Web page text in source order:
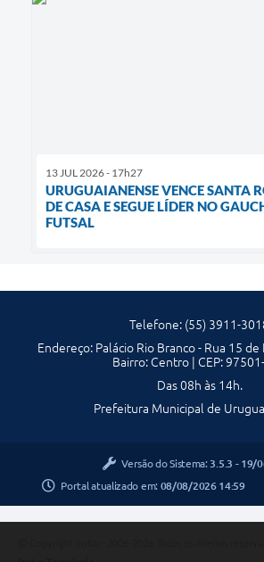
13 JUL 2026 - 17h27
URUGUAIANENSE VENCE SANTA
DE CASA E SEGUE LÍDER NO
FUTSAL
Telefone: (55) 3911-
Endereço: Palácio Rio Branco - Rua 15
Bairro: Centro | CEP:
Das 08h às 14h.
Prefeitura Municipal de
Versão do Sistema: 3.5.3 - 19/
Portal atualizado em: 08/08/2026 14:59